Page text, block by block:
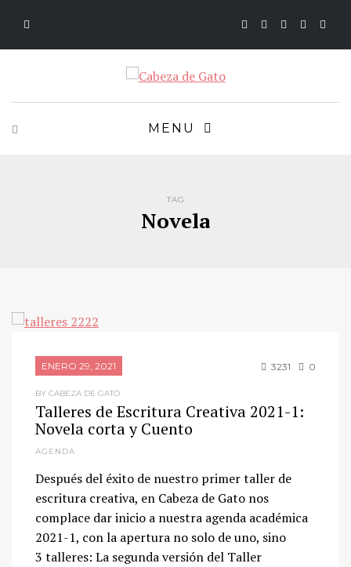
MENU
TAG
Novela
ENERO 29, 2021 3231 0
BY CABEZA DE GATO
Talleres de Escritura Creativa 2021-1:
Novela corta y Cuento
AGENDA
Después del éxito de nuestro primer taller de
escritura creativa, en Cabeza de Gato nos
complace dar inicio a nuestra agenda académica
2021-1, con la apertura no solo de uno, sino
3 talleres: La segunda versión del Taller